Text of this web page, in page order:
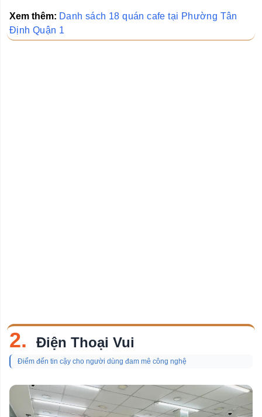
Xem thêm: Danh sách 18 quán cafe tại Phường Tân
Định Quận 1
2. Điện Thoại Vui
Điểm đến tin cậy cho người dùng đam mê công nghệ